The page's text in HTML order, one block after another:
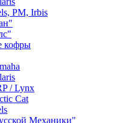
РМ, Irbis
кофры
/ Lynx
Cat
Механики"